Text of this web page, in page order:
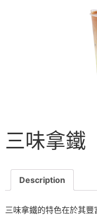
三味拿鐵
Description
三味拿鐵的特色在於其